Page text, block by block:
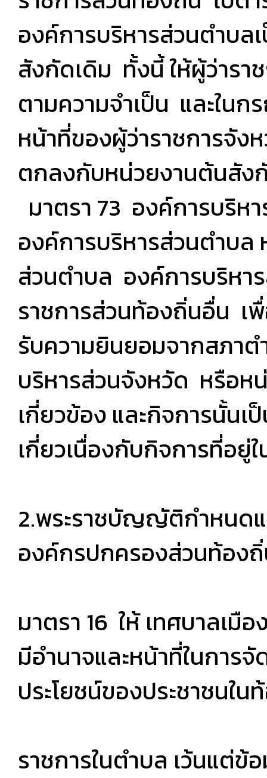
องค์การบริหารส่วนตำบล
สังกัดเดิม ทั้งนี้ ให้ผู้ว่าร
ตามความจำเป็น และในก
หน้าที่ของผู้ว่าราชการจัง
ตกลงกับหน่วยงานต้นสั
มาตรา 73 องค์การบริห
องค์การบริหารส่วนตำบ
ส่วนตำบล องค์การบริหา
ราชการส่วนท้องถิ่นอื่น เ
รับความยินยอมจากสภา
บริหารส่วนจังหวัด หรือห
เกี่ยวข้อง และกิจการนั้นเ
เกี่ยวเนื่องกับกิจการที่อยู่
2.พระราชบัญญัติกำหนดแ
องค์กรปกครองส่วนท้อง
มาตรา 16 ให้ เทศบาลเ
มีอำนาจและหน้าที่ในการ
ประโยชน์ของประชาชนใ
ราชการในตำบล เว้นแต่ข้